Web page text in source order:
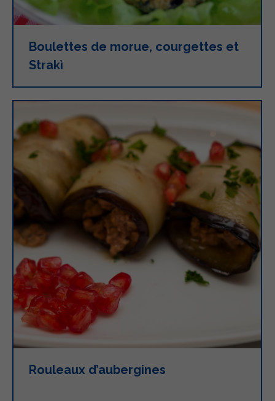
Boulettes de morue, courgettes et
Strakì
Rouleaux d’aubergines